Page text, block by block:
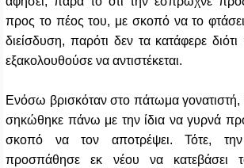
προς το πέος του, με σκοπό να το φτάσει
διείσδυση, παρότι δεν τα κατάφερε
εξακολουθούσε να αντιστέκεται.
Ενόσω βρισκόταν στο πάτωμα
σηκώθηκε πάνω με την ίδια να γυρνά
σκοπό να τον αποτρέψει. Τότε, την
προσπάθησε εκ νέου να κατεβάσει